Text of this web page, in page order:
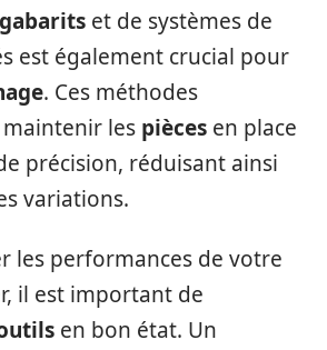
gabarits et de systèmes de
est également crucial pour
. Ces méthodes
les pièces en place
précision, réduisant ainsi
variations.
les performances de votre
il est important de
en bon état. Un